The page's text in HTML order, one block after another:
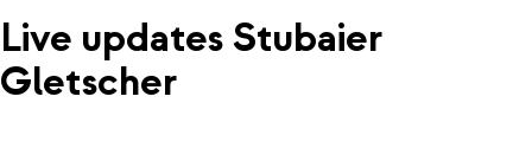
Live updates Stubaier
Gletscher